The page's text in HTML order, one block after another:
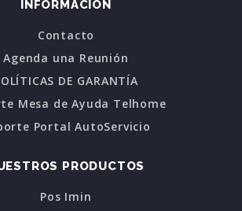
INFORMACIÓN
Contacto
Agenda una Reunión
DE GARANTÍA
Mesa de Ayuda Telhome
Portal AutoServicio
PRODUCTOS
Pos Imin